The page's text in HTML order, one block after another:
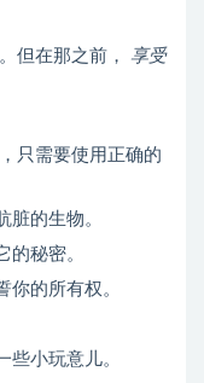
但在那之前， 享受
只需要使用正确的
的生物。
秘密。
的所有权。
小玩意儿。